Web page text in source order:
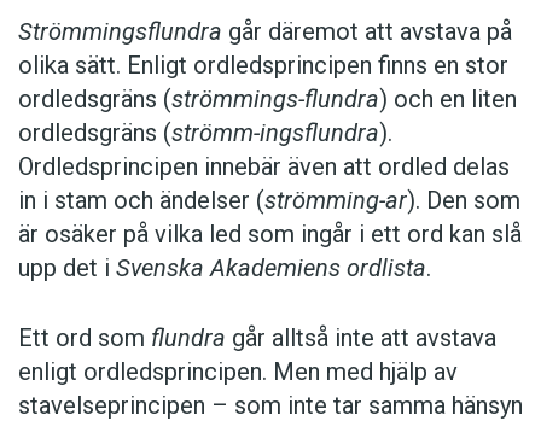
Strömmingsflundra går däremot att avstava på
olika sätt. Enligt ordledsprincipen finns en stor
ordledsgräns (strömmings-flundra) och en liten
ordledsgräns (strömm-ingsflundra).
Ordledsprincipen innebär även att ordled delas
in i stam och ändelser (strömming-ar). Den som
är osäker på vilka led som ingår i ett ord kan slå
upp det i Svenska Akademiens ordlista.
Ett ord som flundra går alltså inte att avstava
enligt ordledsprincipen. Men med hjälp av
stavelseprincipen – som inte tar samma hänsyn